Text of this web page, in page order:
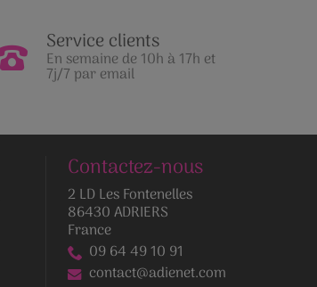
Service clients
En semaine de 10h à 17h et
7j/7 par email
Contactez-nous
2 LD Les Fontenelles
86430 ADRIERS
France
09 64 49 10 91
contact@adienet.com